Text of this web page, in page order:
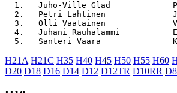
1.   Juho-Ville Glad
2.   Petri Lahtinen
3.   Olli Väätäinen
4.   Juhani Rauhalammi
H21A H21C H35 H40 H45 H50 H55 H60
D20 D18 D16 D14 D12 D12TR D10RR